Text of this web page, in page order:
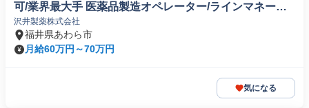
可/業界最大手 医薬品製造オペレーター/ラインマネージ
ャー
沢井製薬株式会社
福井県あわら市
月給60万円～70万円
気になる